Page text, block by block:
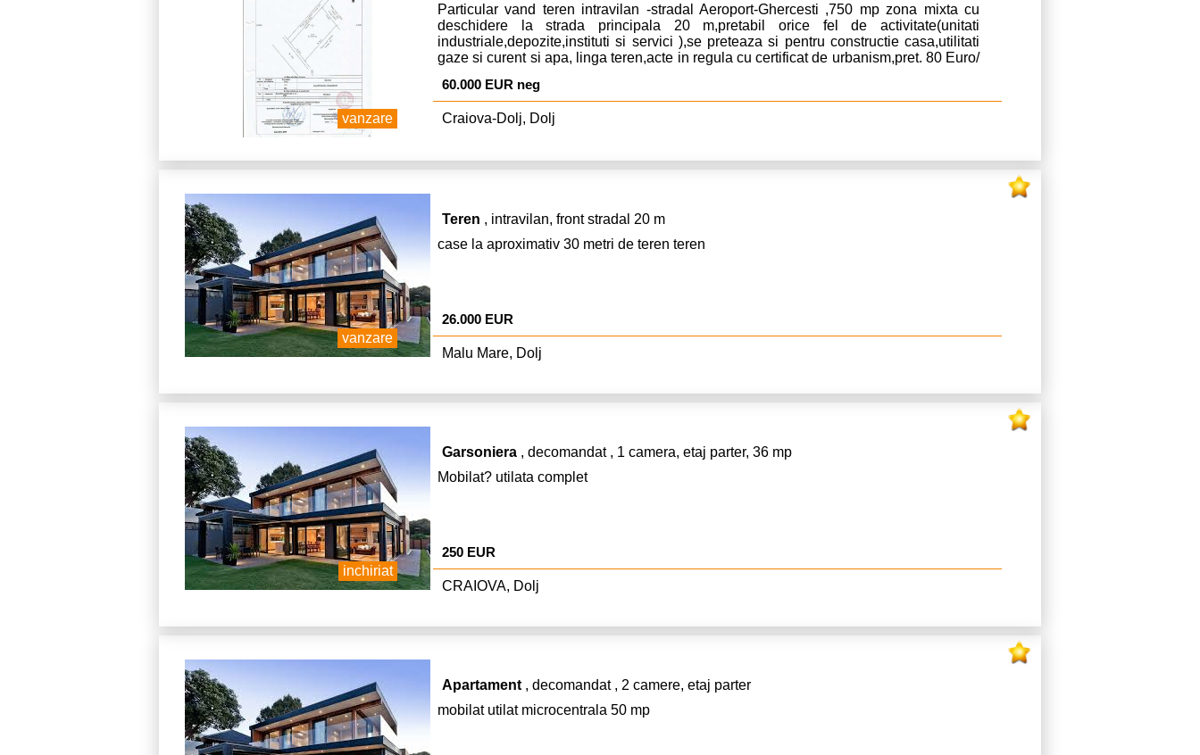
vanzare
Particular vand teren intravilan -stradal Aeroport-Ghercesti ,750 mp zona mixta cu
deschidere la strada principala 20 m,pretabil orice fel de activitate(unitati
industriale,depozite,instituti si servici ),se preteaza si pentru constructie casa,utilitati
gaze si curent si apa, linga teren,acte in regula cu certificat de urbanism,pret. 80 Euro/
60.000 EUR neg
Craiova-Dolj, Dolj
vanzare
Teren , intravilan, front stradal 20 m
case la aproximativ 30 metri de teren teren
26.000 EUR
Malu Mare, Dolj
inchiriat
Garsoniera , decomandat , 1 camera, etaj parter, 36 mp
Mobilat? utilata complet
250 EUR
CRAIOVA, Dolj
Apartament , decomandat , 2 camere, etaj parter
mobilat utilat microcentrala 50 mp